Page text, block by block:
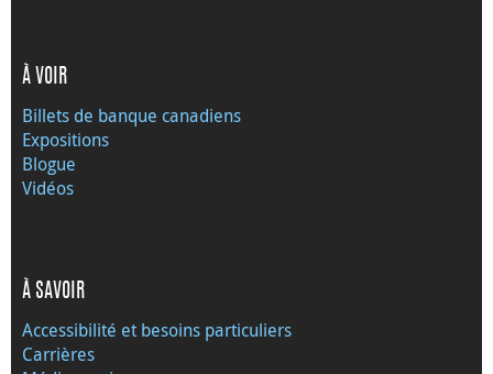
À VOIR
Billets de banque canadiens
Expositions
Blogue
Vidéos
À SAVOIR
Accessibilité et besoins particuliers
Carrières